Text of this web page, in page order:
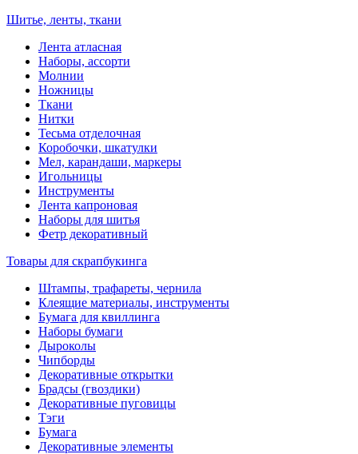
Шитье, ленты, ткани
Лента атласная
Наборы, ассорти
Молнии
Ножницы
Ткани
Нитки
Тесьма отделочная
Коробочки, шкатулки
Мел, карандаши, маркеры
Игольницы
Инструменты
Лента капроновая
Наборы для шитья
Фетр декоративный
Товары для скрапбукинга
Штампы, трафареты, чернила
Клеящие материалы, инструменты
Бумага для квиллинга
Наборы бумаги
Дыроколы
Чипборды
Декоративные открытки
Брадсы (гвоздики)
Декоративные пуговицы
Тэги
Бумага
Декоративные элементы